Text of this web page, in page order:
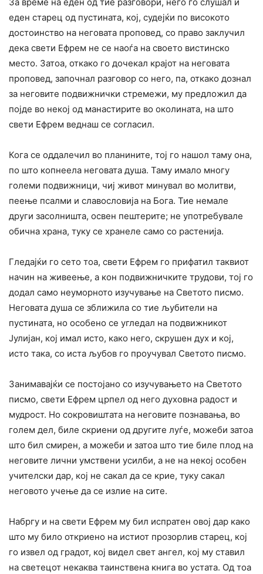
еден старец од пустината, кој, судејќи по високото
достоинство на неговата проповед, со право заклучил
дека свети Ефрем не се наоѓа на своето вистинско
место. Затоа, откако го дочекал крајот на неговата
проповед, започнал разговор со него, па, откако дознал
за неговите подвижнички стремежи, му предложил да
појде во некој од манастирите во околината, на што
свети Ефрем веднаш се согласил.
Кога се оддалечил во планините, тој го нашол таму она,
по што копнеела неговата душа. Таму имало многу
големи подвижници, чиј живот минувал во молитви,
пеење псалми и славословија на Бога. Тие немале
други засолништа, освен пештерите; не употребувале
обична храна, туку се хранеле само со растенија.
Гледајќи го сето тоа, свети Ефрем го прифатил таквиот
начин на живеење, а кон подвижничките трудови, тој го
додал само неуморното изучување на Светото писмо.
Неговата душа се зближила со тие љубители на
пустината, но особено се угледал на подвижникот
Јулијан, кој имал исто, како него, скрушен дух и кој,
исто така, со иста љубов го проучувал Светото писмо.
Занимавајќи се постојано со изучувањето на Светото
писмо, свети Ефрем црпел од него духовна радост и
мудрост. Но сокровиштата на неговите познавања, во
голем дел, биле скриени од другите луѓе, можеби затоа
што бил смирен, а можеби и затоа што тие биле плод на
неговите лични умствени усилби, а не на некој особен
учителски дар, кој не сакал да се крие, туку сакал
неговото учење да се излие на сите.
Набргу и на свети Ефрем му бил испратен овој дар како
што му било откриено на истиот прозорлив старец, кој
го извел од градот, кој видел свет ангел, кој му ставил
на светецот некаква таинствена книга во устата. Од тоа